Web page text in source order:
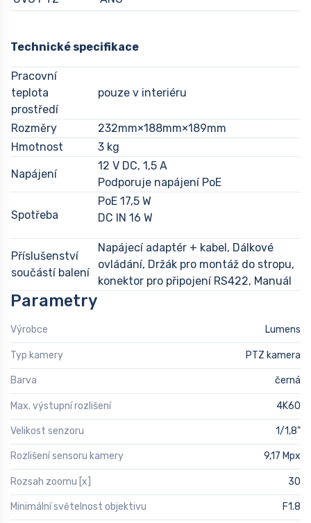
Technické specifikace
Pracovní
teplota
prostředí
pouze v interiéru
Rozměry
232mm×188mm×189mm
Hmotnost
3 kg
Napájení
12 V DC, 1,5 A
Podporuje napájení PoE
Spotřeba
PoE 17,5 W
DC IN 16 W
Příslušenství
součástí balení
Napájecí adaptér + kabel, Dálkové
ovládání, Držák pro montáž do stropu,
konektor pro připojení RS422, Manuál
Parametry
Výrobce Lumens
Typ kamery PTZ kamera
Barva černá
Max. výstupní rozlišení 4K60
Velikost senzoru 1/1,8"
Rozlišení sensoru kamery 9,17 Mpx
Rozsah zoomu [x] 30
Minimální světelnost objektivu F1.8